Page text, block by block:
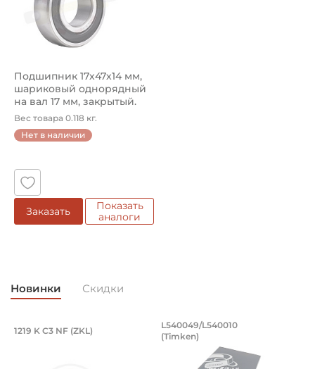
Подшипник 17х47х14 мм,
шариковый однорядный
на вал 17 мм, закрытый.
Арт...
Вес товара 0.118 кг.
Нет в наличии
Заказать
Показать
аналоги
Новинки Скидки
Подшипник 95х170х32 мм, шариковый
Подшипник 95х170х32 мм, шариковый двухрядный,
1219 K C3 NF (ZKL) Подшипник
Подшипник
L540049/L540010
(Timken)